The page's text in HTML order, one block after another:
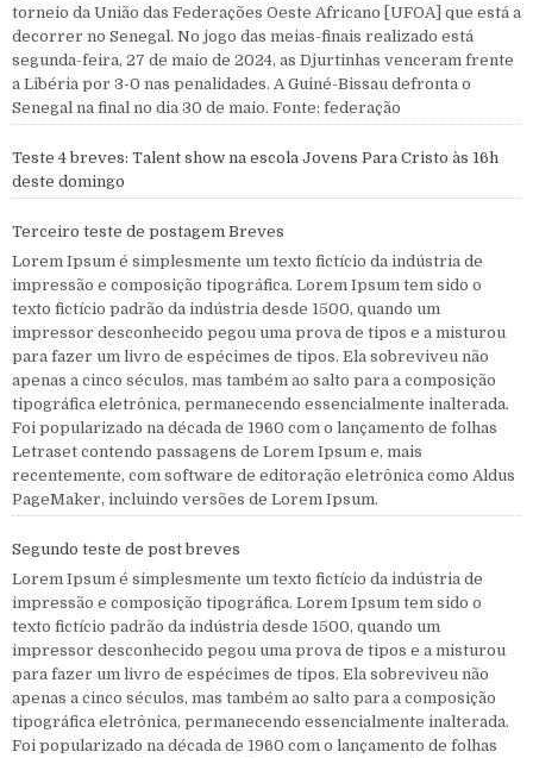
torneio da União das Federações Oeste Africano [UFOA] que está a
decorrer no Senegal. No jogo das meias-finais realizado está
segunda-feira, 27 de maio de 2024, as Djurtinhas venceram frente
a Libéria por 3-0 nas penalidades. A Guiné-Bissau defronta o
Senegal na final no dia 30 de maio. Fonte: federação
Teste 4 breves: Talent show na escola Jovens Para Cristo às 16h
deste domingo
Terceiro teste de postagem Breves
Lorem Ipsum é simplesmente um texto fictício da indústria de
impressão e composição tipográfica. Lorem Ipsum tem sido o
texto fictício padrão da indústria desde 1500, quando um
impressor desconhecido pegou uma prova de tipos e a misturou
para fazer um livro de espécimes de tipos. Ela sobreviveu não
apenas a cinco séculos, mas também ao salto para a composição
tipográfica eletrônica, permanecendo essencialmente inalterada.
Foi popularizado na década de 1960 com o lançamento de folhas
Letraset contendo passagens de Lorem Ipsum e, mais
recentemente, com software de editoração eletrônica como Aldus
PageMaker, incluindo versões de Lorem Ipsum.
Segundo teste de post breves
Lorem Ipsum é simplesmente um texto fictício da indústria de
impressão e composição tipográfica. Lorem Ipsum tem sido o
texto fictício padrão da indústria desde 1500, quando um
impressor desconhecido pegou uma prova de tipos e a misturou
para fazer um livro de espécimes de tipos. Ela sobreviveu não
apenas a cinco séculos, mas também ao salto para a composição
tipográfica eletrônica, permanecendo essencialmente inalterada.
Foi popularizado na década de 1960 com o lançamento de folhas